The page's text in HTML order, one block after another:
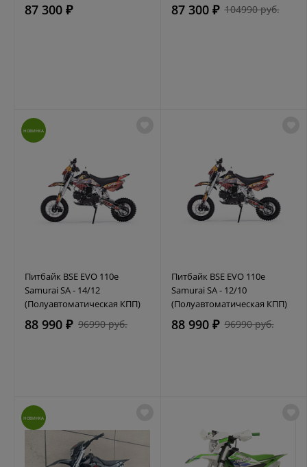
87 300 ₽ 87 300 ₽ 104990 руб.
НОВИНКА
Питбайк BSE EVO 110e
Samurai SA - 14/12
(Полуавтоматическая КПП)
88 990 ₽ 96990 руб.
Питбайк BSE EVO 110e
Samurai SA - 12/10
(Полуавтоматическая КПП)
88 990 ₽ 96990 руб.
НОВИНКА